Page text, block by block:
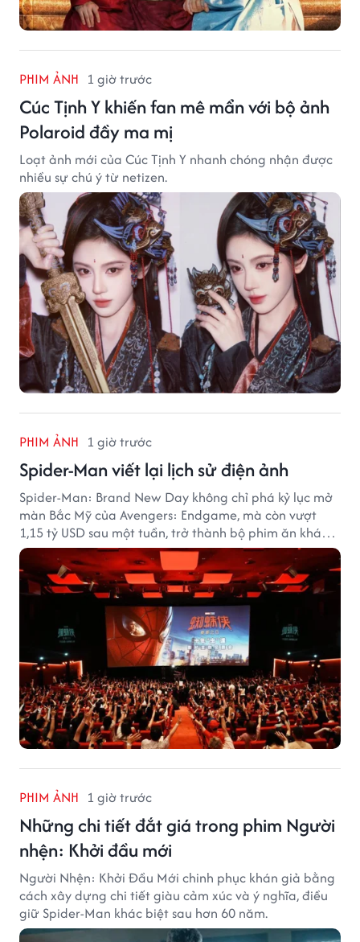
PHIM ẢNH 1 giờ trước
Cúc Tịnh Y khiến fan mê mẩn với bộ ảnh
Polaroid đầy ma mị
Loạt ảnh mới của Cúc Tịnh Y nhanh chóng nhận được
nhiều sự chú ý từ netizen.
PHIM ẢNH 1 giờ trước
Spider-Man viết lại lịch sử điện ảnh
Spider-Man: Brand New Day không chỉ phá kỷ lục mở
màn Bắc Mỹ của Avengers: Endgame, mà còn vượt
1,15 tỷ USD sau một tuần, trở thành bộ phim ăn khách
nhất năm 2026.
PHIM ẢNH 1 giờ trước
Những chi tiết đắt giá trong phim Người
nhện: Khởi đầu mới
Người Nhện: Khởi Đầu Mới chinh phục khán giả bằng
cách xây dựng chi tiết giàu cảm xúc và ý nghĩa, điều
giữ Spider-Man khác biệt sau hơn 60 năm.